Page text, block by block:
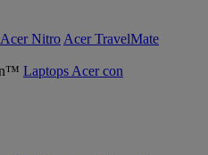
Acer Nitro Acer TravelMate
Laptops Acer con